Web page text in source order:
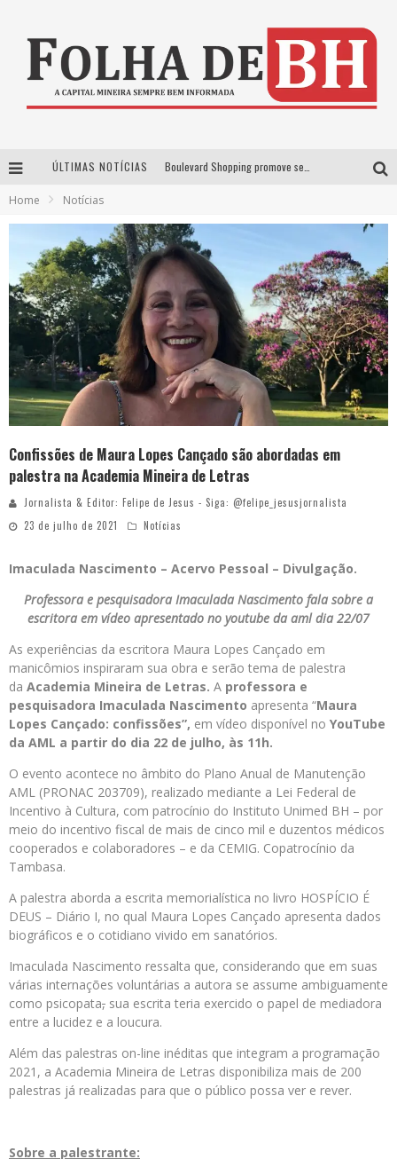
ÚLTIMAS NOTÍCIAS
VIASHOPPING CELEBRA O DIA DOS PAIS COM AÇÃO COMPROU-GANHOU EXCLUSIVA
Home Notícias
Confissões de Maura Lopes Cançado são abordadas em
palestra na Academia Mineira de Letras
Jornalista & Editor: Felipe de Jesus - Siga: @felipe_jesusjornalista
23 de julho de 2021
Notícias
Imaculada Nascimento – Acervo Pessoal – Divulgação.
Professora e pesquisadora Imaculada Nascimento fala sobre a
escritora em vídeo apresentado no youtube da aml dia 22/07
As experiências da escritora Maura Lopes Cançado em
manicômios inspiraram sua obra e serão tema de palestra
da Academia Mineira de Letras. A professora e
pesquisadora Imaculada Nascimento apresenta “Maura
Lopes Cançado: confissões”, em vídeo disponível no YouTube
da AML a partir do dia 22 de julho, às 11h.
O evento acontece no âmbito do Plano Anual de Manutenção
AML (PRONAC 203709), realizado mediante a Lei Federal de
Incentivo à Cultura, com patrocínio do Instituto Unimed BH – por
meio do incentivo fiscal de mais de cinco mil e duzentos médicos
cooperados e colaboradores – e da CEMIG. Copatrocínio da
Tambasa.
A palestra aborda a escrita memorialística no livro HOSPÍCIO É
DEUS – Diário I, no qual Maura Lopes Cançado apresenta dados
biográficos e o cotidiano vivido em sanatórios.
Imaculada Nascimento ressalta que, considerando que em suas
várias internações voluntárias a autora se assume ambiguamente
como psicopata, sua escrita teria exercido o papel de mediadora
entre a lucidez e a loucura.
Além das palestras on-line inéditas que integram a programação
2021, a Academia Mineira de Letras disponibiliza mais de 200
palestras já realizadas para que o público possa ver e rever.
Sobre a palestrante: